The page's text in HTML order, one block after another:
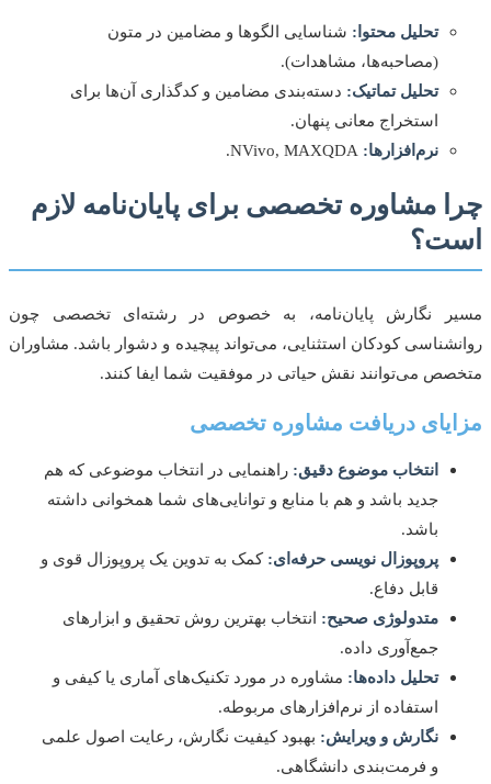
تحلیل محتوا:شناسایی الگوها و مضامین در متون
(مصاحبه‌ها، مشاهدات).
تحلیل تماتیک:دسته‌بندی مضامین و کدگذاری آن‌ها برای
استخراج معانی پنهان.
نرم‌افزارها:
مشاوره تخصصی برای پایان‌نامه لازم
نگارش پایان‌نامه، به خصوص در رشته‌ای تخصصی چون
کودکان استثنایی، می‌تواند پیچیده و دشوار باشد. مشاوران
می‌توانند نقش حیاتی در موفقیت شما ایفا کنند.
دریافت مشاوره تخصصی
انتخاب موضوع دقیق:راهنمایی در انتخاب موضوعی که هم
جدید باشد و هم با منابع و توانایی‌های شما همخوانی داشته
باشد.
پروپوزال نویسی حرفه‌ای:کمک به تدوین یک پروپوزال قوی و
قابل دفاع.
متدولوژی صحیح:انتخاب بهترین روش تحقیق و ابزارهای
جمع‌آوری داده.
تحلیل داده‌ها:مشاوره در مورد تکنیک‌های آماری یا کیفی و
استفاده از نرم‌افزارهای مربوطه.
نگارش و ویرایش: بهبود کیفیت نگارش، رعایت اصول علمی
و فرمت‌بندی دانشگاهی.